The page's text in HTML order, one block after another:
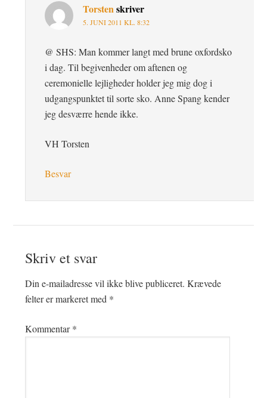
Torstenskriver
5. JUNI 2011 KL. 8:32
@ SHS: Man kommer langt med brune oxfordsko
i dag. Til begivenheder om aftenen og
ceremonielle lejligheder holder jeg mig dog i
udgangspunktet til sorte sko. Anne Spang kender
jeg desværre hende ikke.
VH Torsten
Besvar
Skriv et svar
Din e-mailadresse vil ikke blive publiceret. Krævede
felter er markeret med *
Kommentar*